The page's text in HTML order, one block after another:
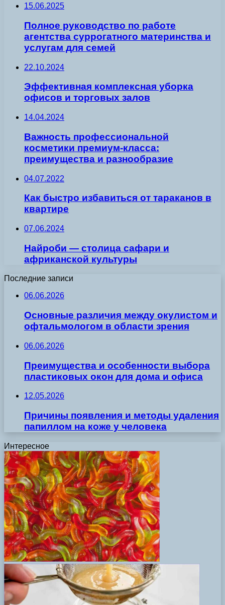
15.06.2025
Полное руководство по работе
агентства суррогатного материнства и
услугам для семей
22.10.2024
Эффективная комплексная уборка
офисов и торговых залов
14.04.2024
Важность профессиональной
косметики премиум-класса:
преимущества и разнообразие
04.07.2022
Как быстро избавиться от тараканов в
квартире
07.06.2024
Найроби — столица сафари и
африканской культуры
Последние записи
06.06.2026
Основные различия между окулистом и
офтальмологом в области зрения
06.06.2026
Преимущества и особенности выбора
пластиковых окон для дома и офиса
12.05.2026
Причины появления и методы удаления
папиллом на коже у человека
Интересное